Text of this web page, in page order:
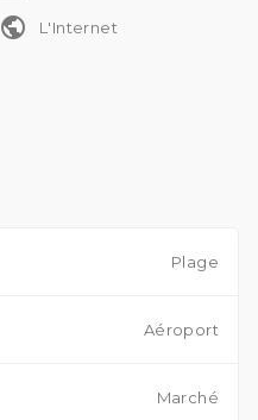
public L'Internet
Plage
Aéroport
Marché